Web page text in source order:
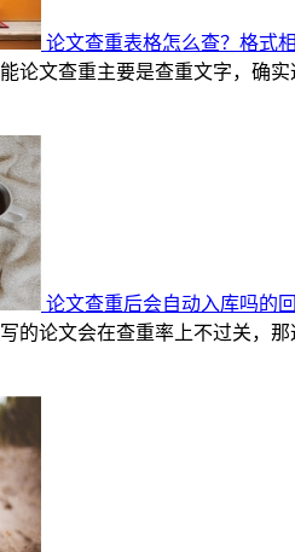
论文查重表格怎么查？格式
论文查重主要是查重文字，确
论文查重后会自动入库吗的
的论文会在查重率上不过关，